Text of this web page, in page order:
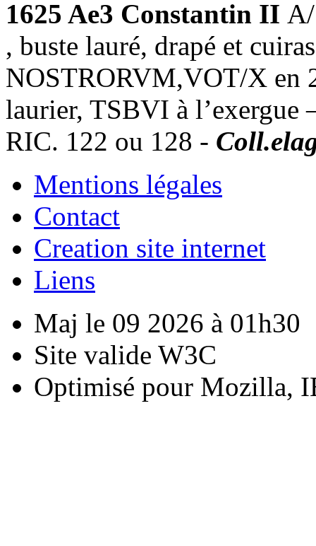
1625 Ae3 Constantin II
, buste lauré, drapé et
NOSTRORVM,VOT/X en
laurier, TSBVI à l’exergue
RIC. 122 ou 128 -
Mentions légales
Contact
Creation site internet
Liens
Maj le 09 2026 à 01h30
Site valide W3C
Optimisé pour Mozilla,